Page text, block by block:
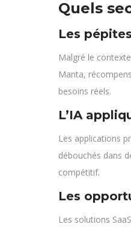
Quels
Les
Malgré le
Manta,
besoins réels.
L’IA
Les applications
débouchés dans
compétitif.
Les
Les solutions